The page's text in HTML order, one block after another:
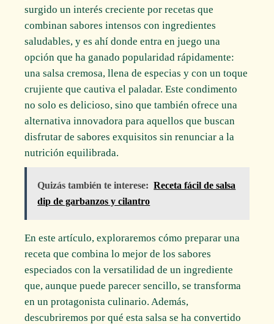
surgido un interés creciente por recetas que
combinan sabores intensos con ingredientes
saludables, y es ahí donde entra en juego una
opción que ha ganado popularidad rápidamente:
una salsa cremosa, llena de especias y con un toque
crujiente que cautiva el paladar. Este condimento
no solo es delicioso, sino que también ofrece una
alternativa innovadora para aquellos que buscan
disfrutar de sabores exquisitos sin renunciar a la
nutrición equilibrada.
Quizás también te interese: Receta fácil de salsa
dip de garbanzos y cilantro
En este artículo, exploraremos cómo preparar una
receta que combina lo mejor de los sabores
especiados con la versatilidad de un ingrediente
que, aunque puede parecer sencillo, se transforma
en un protagonista culinario. Además,
descubriremos por qué esta salsa se ha convertido